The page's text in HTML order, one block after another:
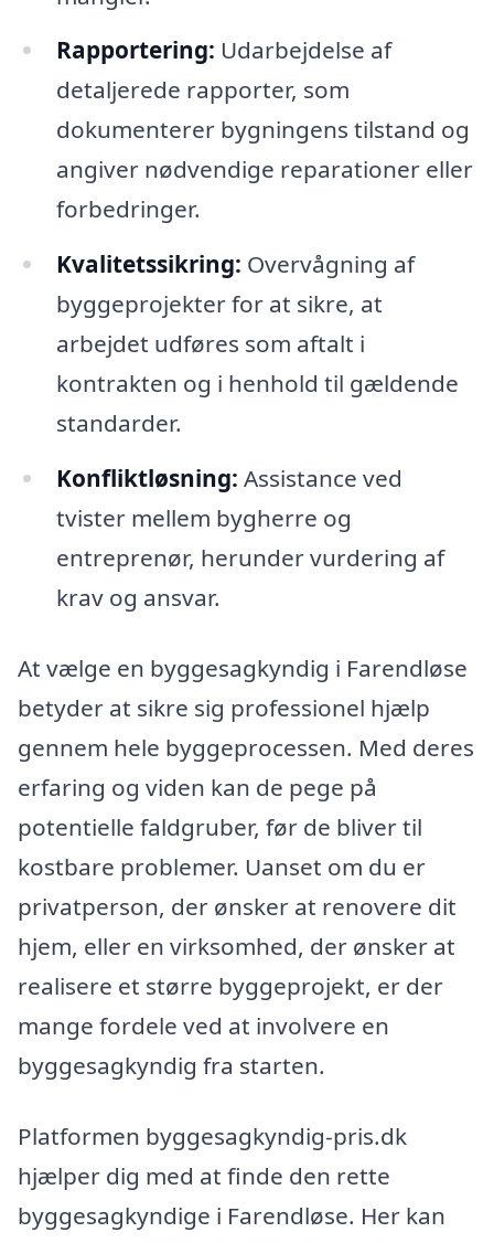
Rapportering: Udarbejdelse af
detaljerede rapporter, som
dokumenterer bygningens tilstand og
angiver nødvendige reparationer eller
forbedringer.
Kvalitetssikring: Overvågning af
byggeprojekter for at sikre, at
arbejdet udføres som aftalt i
kontrakten og i henhold til gældende
standarder.
Konfliktløsning: Assistance ved
tvister mellem bygherre og
entreprenør, herunder vurdering af
krav og ansvar.
At vælge en byggesagkyndig i Farendløse
betyder at sikre sig professionel hjælp
gennem hele byggeprocessen. Med deres
erfaring og viden kan de pege på
potentielle faldgruber, før de bliver til
kostbare problemer. Uanset om du er
privatperson, der ønsker at renovere dit
hjem, eller en virksomhed, der ønsker at
realisere et større byggeprojekt, er der
mange fordele ved at involvere en
byggesagkyndig fra starten.
Platformen byggesagkyndig-pris.dk
hjælper dig med at finde den rette
byggesagkyndige i Farendløse. Her kan